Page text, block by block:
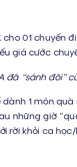
cho 01 chuyến
giá cước
đã “sánh đôi”
dành 1 món
những giờ
rời khỏi ca